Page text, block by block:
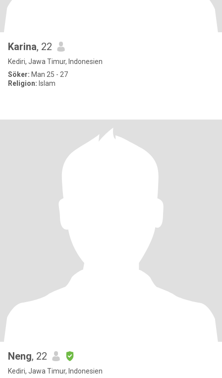
Karina, 22
Kediri, Jawa Timur, Indonesien
Söker: Man 25 - 27
Religion: Islam
Neng, 22
Kediri, Jawa Timur, Indonesien